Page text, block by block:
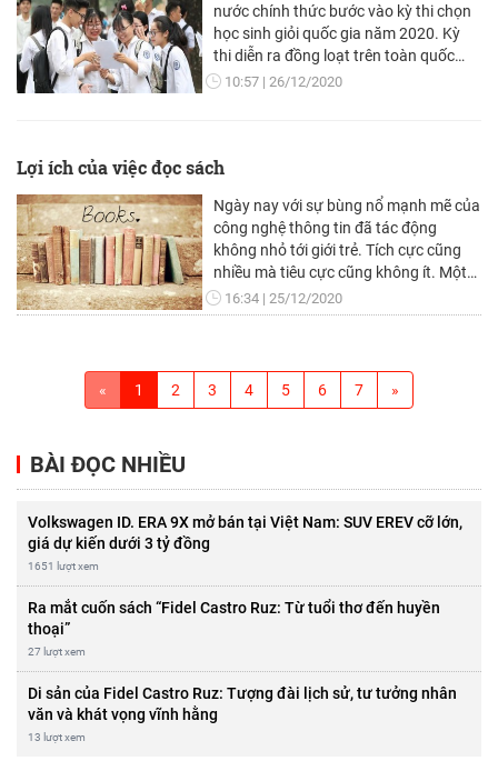
nước chính thức bước vào kỳ thi chọn
học sinh giỏi quốc gia năm 2020. Kỳ
thi diễn ra đồng loạt trên toàn quốc
trong 3 ngày, từ 25-27/12.
10:57 26/12/2020
Lợi ích của việc đọc sách
Ngày nay với sự bùng nổ mạnh mẽ của
công nghệ thông tin đã tác động
không nhỏ tới giới trẻ. Tích cực cũng
nhiều mà tiêu cực cũng không ít. Một
trong những vấn đề đó nổi lên là văn
hóa đọc sách của giới trẻ hiện nay-
hóa đọc ở đây chính là thái độ, là cách
ứng xử của chúng ta với tri thức sách
16:34 25/12/2020
« 1 2 3 4 5 6 7 »
BÀI ĐỌC NHIỀU
Volkswagen ID. ERA 9X mở bán tại Việt Nam: SUV EREV cỡ lớn,
giá dự kiến dưới 3 tỷ đồng
1651 lượt xem
Ra mắt cuốn sách “Fidel Castro Ruz: Từ tuổi thơ đến huyền
thoại”
27 lượt xem
Di sản của Fidel Castro Ruz: Tượng đài lịch sử, tư tưởng nhân
văn và khát vọng vĩnh hằng
13 lượt xem